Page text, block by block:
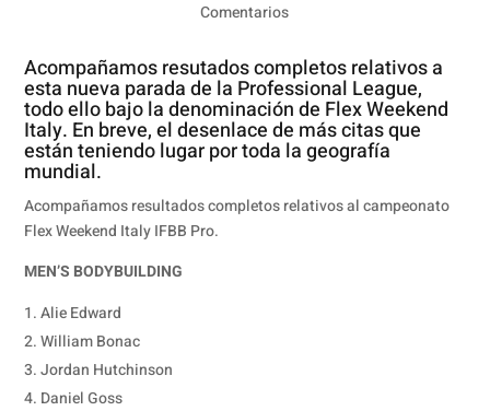
Comentarios
Acompañamos resutados completos relativos a
esta nueva parada de la Professional League,
todo ello bajo la denominación de Flex Weekend
Italy. En breve, el desenlace de más citas que
están teniendo lugar por toda la geografía
mundial.
Acompañamos resultados completos relativos al campeonato
Flex Weekend Italy IFBB Pro.
MEN’S BODYBUILDING
Alie Edward
William Bonac
Jordan Hutchinson
Daniel Goss